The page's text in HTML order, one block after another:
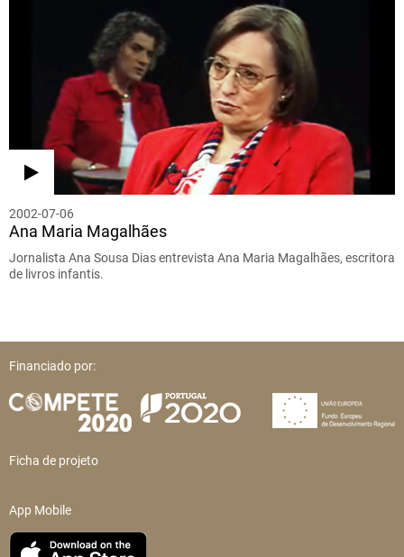
2002-07-06
Ana Maria Magalhães
Jornalista Ana Sousa Dias entrevista Ana Maria Magalhães, escritora
de livros infantis.
Financiado por:
Ficha de projeto
App Mobile